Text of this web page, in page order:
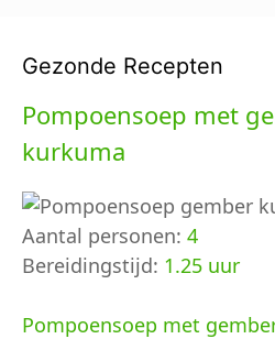
Gezonde Recepten
Pompoensoep met
kurkuma
Aantal personen: 4
Bereidingstijd: 1.25 uur
Pompoensoep met